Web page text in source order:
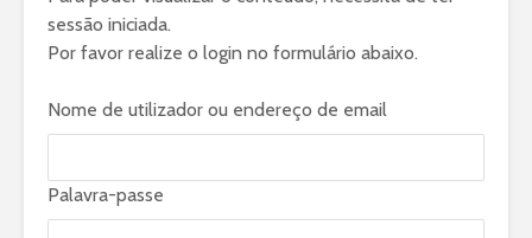
sessão iniciada.
Por favor realize o login no formulário abaixo.
Nome de utilizador ou endereço de email
Palavra-passe